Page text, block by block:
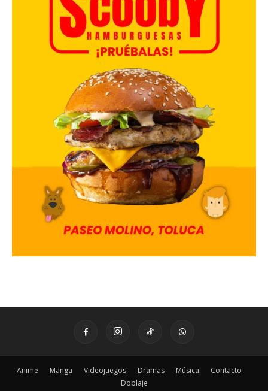
Anime Manga Videojuegos Dramas Música
Contacto
Doblaje